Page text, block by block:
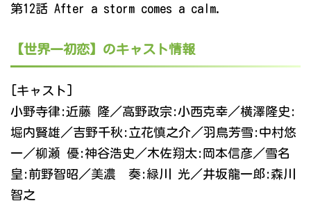
第12話 After a storm comes a calm.
【世界一初恋】のキャスト情報
[キャスト]
小野寺律:近藤 隆／高野政宗:小西克幸／横澤隆史:
堀内賢雄／吉野千秋:立花慎之介／羽鳥芳雪:中村悠
一／柳瀬 優:神谷浩史／木佐翔太:岡本信彦／雪名
皇:前野智昭／美濃 奏:緑川 光／井坂龍一郎:森川
智之